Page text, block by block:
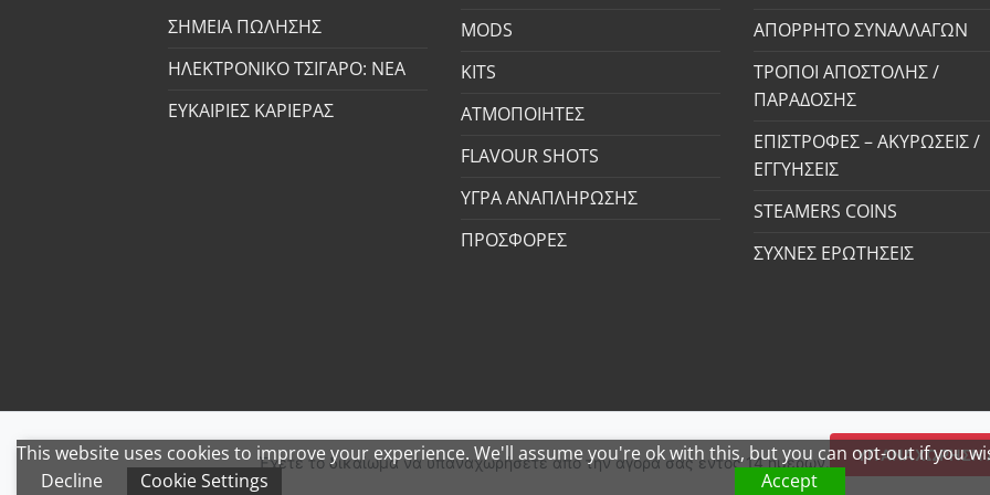
ΣΗΜΕΙΑ ΠΩΛΗΣΗΣ
ΗΛΕΚΤΡΟΝΙΚΟ ΤΣΙΓΑΡΟ: ΝΕΑ
ΕΥΚΑΙΡΙΕΣ ΚΑΡΙΕΡΑΣ
MODS
KITS
ΑΤΜΟΠΟΙΗΤΕΣ
FLAVOUR SHOTS
ΥΓΡΑ ΑΝΑΠΛΗΡΩΣΗΣ
ΠΡΟΣΦΟΡΕΣ
ΑΠΟΡΡΗΤΟ ΣΥΝΑΛΛΑΓΩΝ
ΤΡΟΠΟΙ ΑΠΟΣΤΟΛΗΣ /
ΠΑΡΑΔΟΣΗΣ
ΕΠΙΣΤΡΟΦΕΣ – ΑΚΥΡΩΣΕΙΣ /
ΕΓΓΥΗΣΕΙΣ
STEAMERS COINS
ΣΥΧΝΕΣ ΕΡΩΤΗΣΕΙΣ
Copyright 2026 ©Steamers Vape in Style
This website uses cookies to improve your experience. We'll assume you're ok with this, but you can opt-out if you
Decline
Cookie Settings Accept
Έχετε το δικαίωμα να υπαναχωρήσετε από την αγορά σας εντός 14 ημερών. ΥΠΑΝΑΧΏΡΗΣΗ